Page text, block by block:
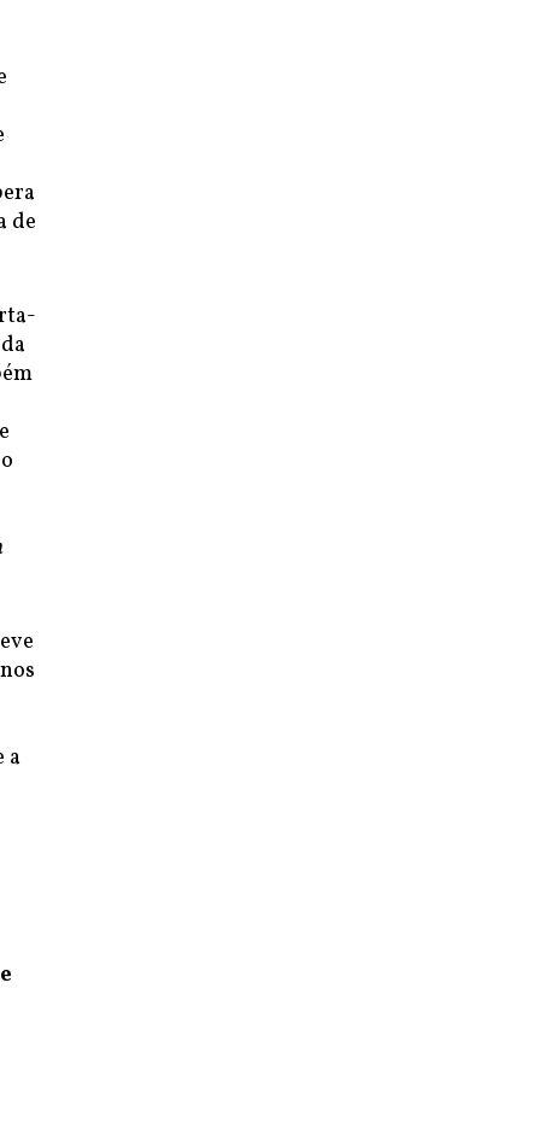
de
a